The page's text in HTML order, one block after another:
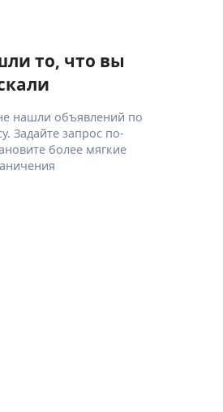
то, что вы
нашли объявлений по
Задайте запрос по-
более мягкие